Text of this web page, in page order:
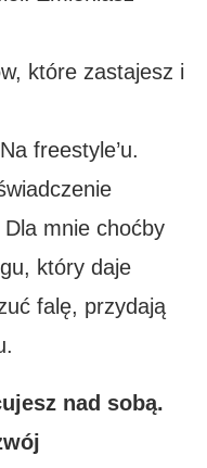
które zastajesz i
freestyle’u.
mnie choćby
który daje
falę, przydają
nad sobą.